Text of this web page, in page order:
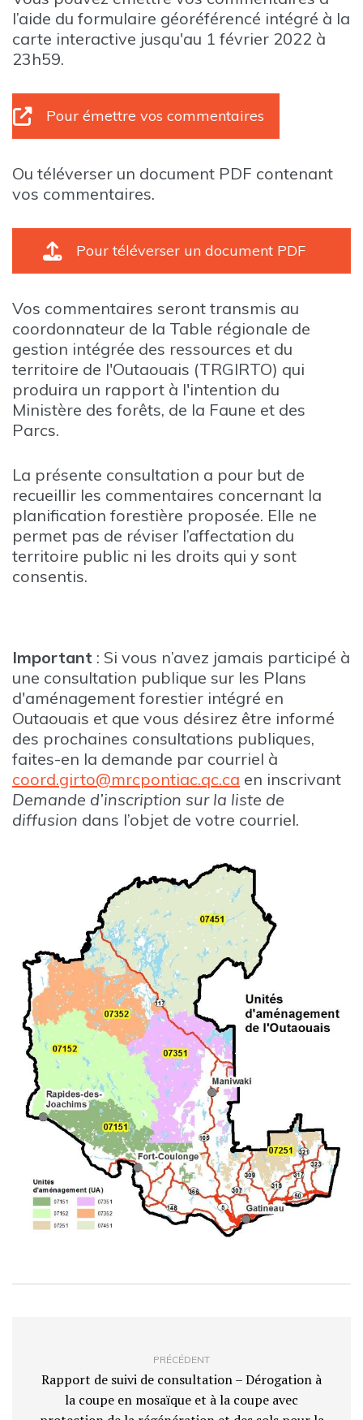
l’aide du formulaire géoréférencé intégré à la
carte interactive jusqu'au 1 février 2022 à
23h59.
Pour émettre vos commentaires
Ou téléverser un document PDF contenant
vos commentaires.
Pour téléverser un document PDF
Vos commentaires seront transmis au
coordonnateur de la Table régionale de
gestion intégrée des ressources et du
territoire de l'Outaouais (TRGIRTO) qui
produira un rapport à l'intention du
Ministère des forêts, de la Faune et des
Parcs.
La présente consultation a pour but de
recueillir les commentaires concernant la
planification forestière proposée. Elle ne
permet pas de réviser l’affectation du
territoire public ni les droits qui y sont
consentis.
Important : Si vous n’avez jamais participé à
une consultation publique sur les Plans
d'aménagement forestier intégré en
Outaouais et que vous désirez être informé
des prochaines consultations publiques,
faites-en la demande par courriel à
coord.girto@mrcpontiac.qc.ca en inscrivant
Demande d’inscription sur la liste de
diffusion dans l’objet de votre courriel.
PRÉCÉDENT
Rapport de suivi de consultation – Dérogation à
la coupe en mosaïque et à la coupe avec